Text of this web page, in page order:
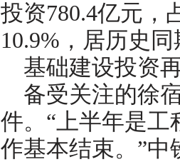
投资780.4亿元，
10.9%，居历史
基础建设投资
备受关注的徐
件。“上半年是
作基本结束。”